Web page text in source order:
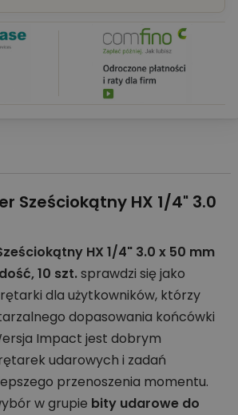
Sześciokątny HX 1/4" 3.0
HX 1/4" 3.0 x 50 mm
10 szt.sprawdzi się jako
dla użytkowników, którzy
dopasowania końcówki
Impact jest dobrym
udarowych i zadań
przenoszenia momentu.
w grupie bity udarowe do